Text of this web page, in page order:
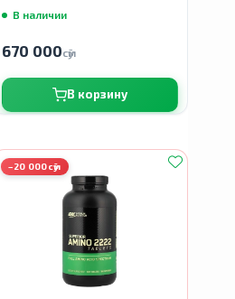
В наличии
670 000сӯм
В корзину
−20 000сӯм